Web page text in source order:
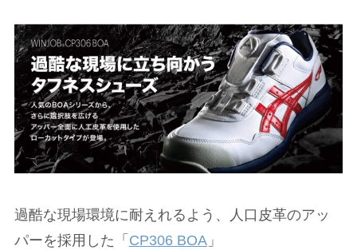
過酷な現場環境に耐えれるよう、人口皮革のアッ
パーを採用した「 CP306 BOA」